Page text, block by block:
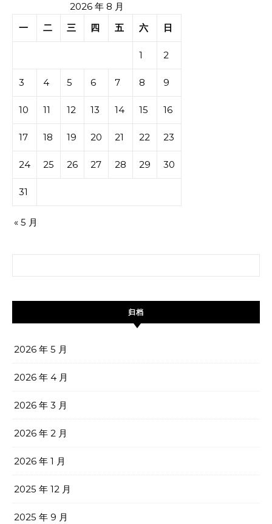
2026 年 8 月
一
二 三 四 五 六 日
1 2
3 4 5 6 7 8 9
10 11 12 13 14 15 16
17 18 19 20 21 22 23
24 25 26 27 28 29 30
31
« 5 月
归档
2026 年 5 月
2026 年 4 月
2026 年 3 月
2026 年 2 月
2026 年 1 月
2025 年 12 月
2025 年 9 月